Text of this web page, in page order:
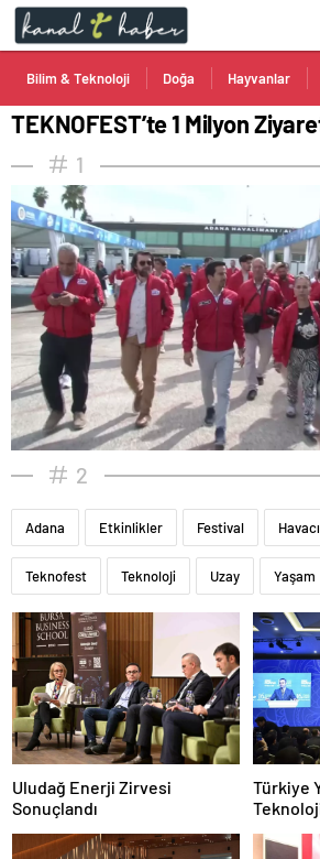
Bilim & Teknoloji Doğa Hayvanlar
TEKNOFEST’te 1 Milyon
1
2
Adana Etkinlikler Festival
Teknofest Teknoloji Uzay Yaşam
Uludağ Enerji Zirvesi
Sonuçlandı
Türkiye